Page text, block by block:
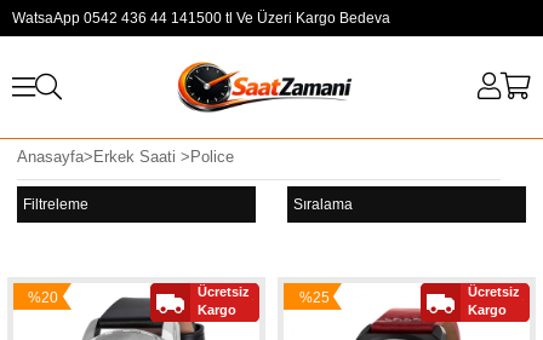
WatsaApp 0542 436 44 141500 tl Ve Üzeri Kargo Bedeva
Anasayfa> Erkek Saati > Police
Filtreleme Sıralama
%20
Ücretsiz
Kargo
%25
Ücretsiz
Kargo